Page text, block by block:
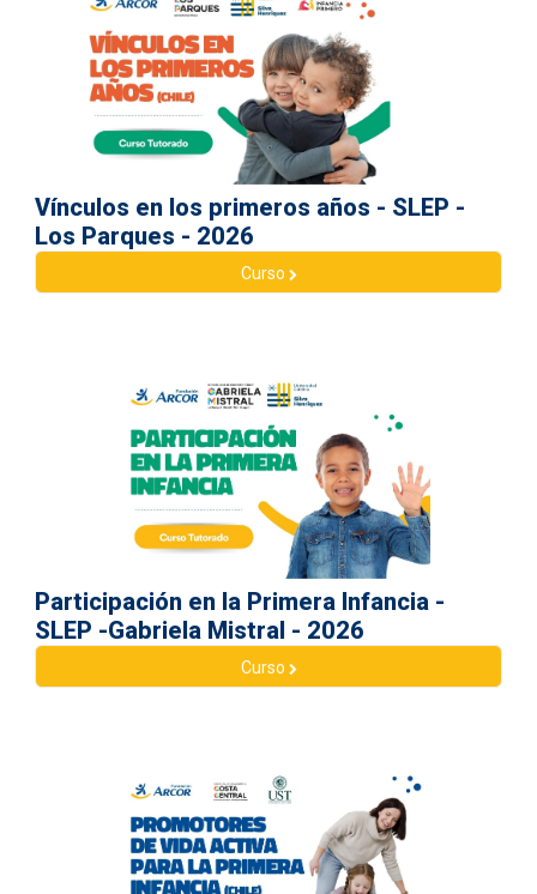
Vínculos en los primeros años - SLEP -
Los Parques - 2026
Curso
Participación en la Primera Infancia -
SLEP -Gabriela Mistral - 2026
Curso